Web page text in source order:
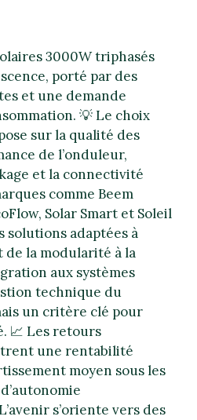
3000W triphasés
porté par des
et une demande
💡 Le choix
sur la qualité des
de l’onduleur,
et la connectivité
comme Beem
Solar Smart et Soleil
solutions adaptées à
de la modularité à la
aux systèmes
technique du
un critère clé pour
📈 Les retours
une rentabilité
moyen sous les
s’oriente vers des